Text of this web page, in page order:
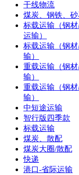
干线物流
煤炭、钢铁、
标载运输（钢
运输）
标载运输（钢
输）
重载运输（钢
输）
重载运输（钢
输）
中短途运输
智行版四季款
标载运输
煤炭、散配
煤炭大圈/散配
快递
港口-省际运输